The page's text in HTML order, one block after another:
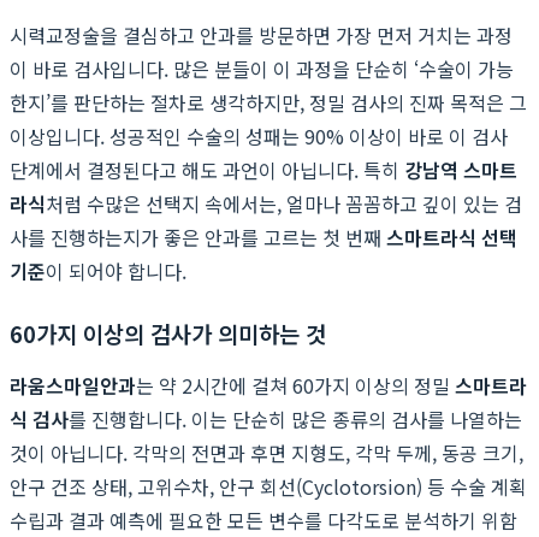
시력교정술을 결심하고 안과를 방문하면 가장 먼저 거치는 과정
이 바로 검사입니다. 많은 분들이 이 과정을 단순히 ‘수술이 가능
한지’를 판단하는 절차로 생각하지만, 정밀 검사의 진짜 목적은 그
이상입니다. 성공적인 수술의 성패는 90% 이상이 바로 이 검사
단계에서 결정된다고 해도 과언이 아닙니다. 특히 강남역 스마트
라식처럼 수많은 선택지 속에서는, 얼마나 꼼꼼하고 깊이 있는 검
사를 진행하는지가 좋은 안과를 고르는 첫 번째 스마트라식 선택
기준이 되어야 합니다.
60가지 이상의 검사가 의미하는 것
라움스마일안과는 약 2시간에 걸쳐 60가지 이상의 정밀 스마트라
식 검사를 진행합니다. 이는 단순히 많은 종류의 검사를 나열하는
것이 아닙니다. 각막의 전면과 후면 지형도, 각막 두께, 동공 크기,
안구 건조 상태, 고위수차, 안구 회선(Cyclotorsion) 등 수술 계획
수립과 결과 예측에 필요한 모든 변수를 다각도로 분석하기 위함